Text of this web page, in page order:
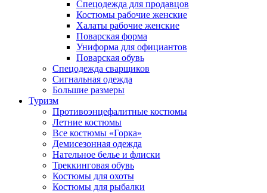
Спецодежда для продавцов
Костюмы рабочие женские
Халаты рабочие женские
Поварская форма
Униформа для официантов
Поварская обувь
Спецодежда сварщиков
Сигнальная одежда
Большие размеры
Туризм
Противоэнцефалитные костюмы
Летние костюмы
Все костюмы «Горка»
Демисезонная одежда
Нательное белье и флиски
Треккинговая обувь
Костюмы для охоты
Костюмы для рыбалки